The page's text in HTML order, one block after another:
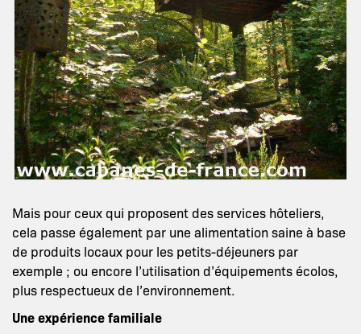
Mais pour ceux qui proposent des services hôteliers,
cela passe également par une alimentation saine à base
de produits locaux pour les petits-déjeuners par
exemple ; ou encore l’utilisation d’équipements écolos,
plus respectueux de l’environnement.
Une expérience familiale